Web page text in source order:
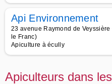
Api Environnement
23 avenue Raymond de
le Franc)
Apiculture à écully
Apiculteurs dans